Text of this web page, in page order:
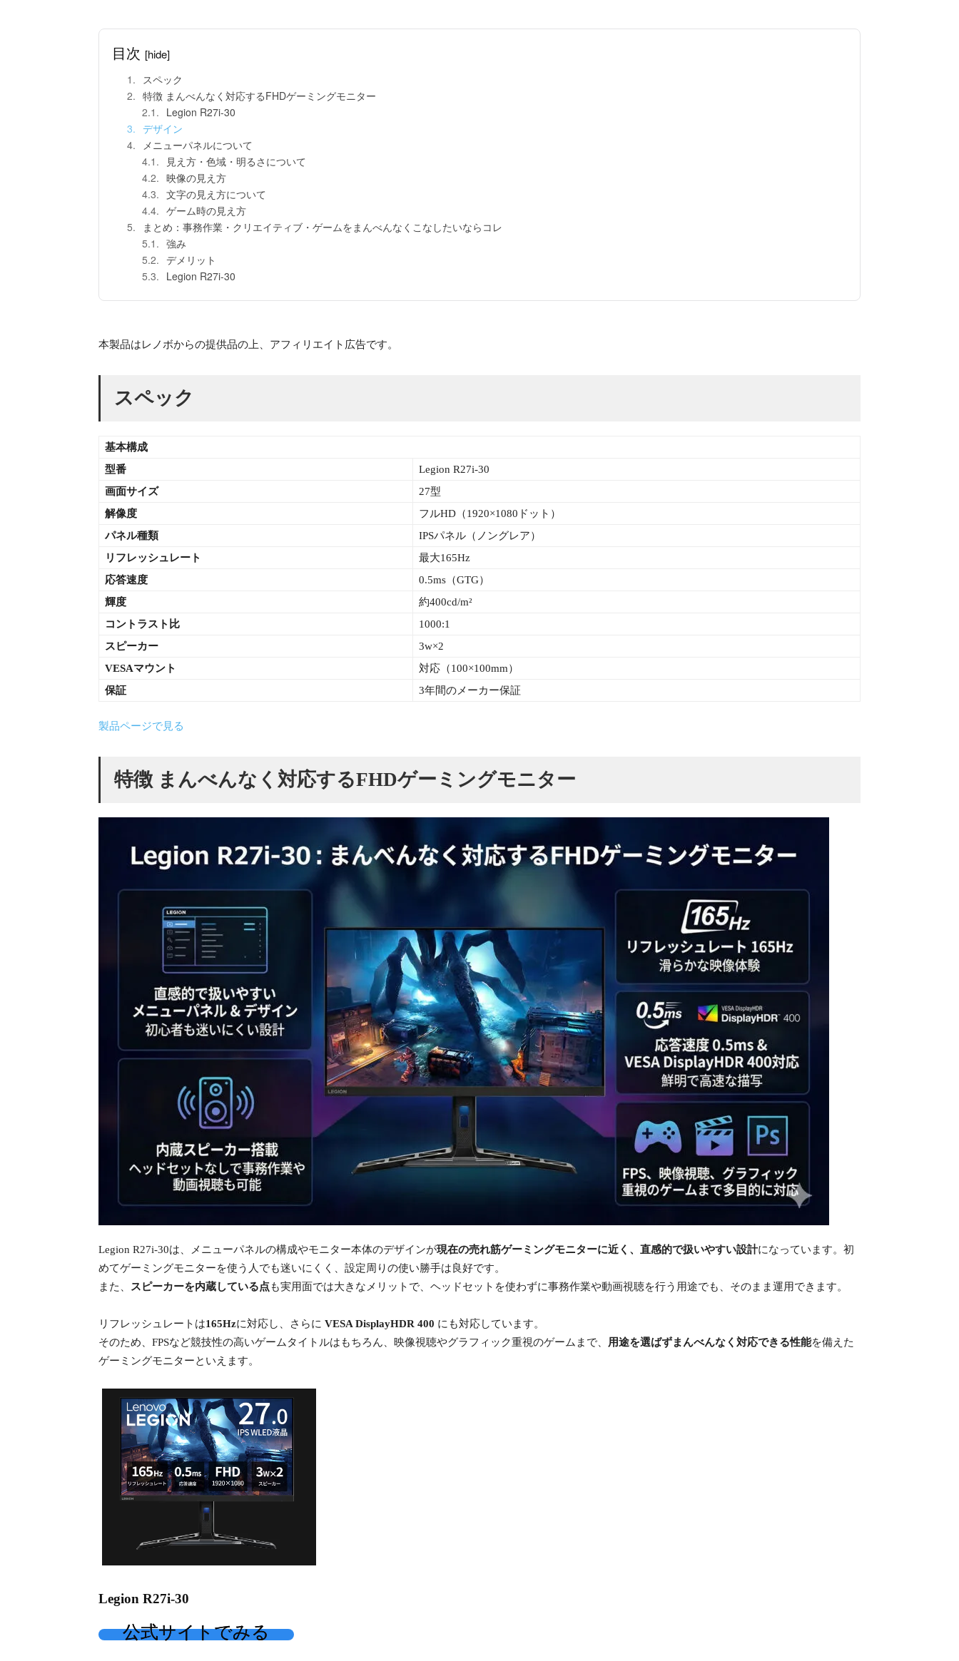
目次 [hide]
スペック
特徴 まんべんなく対応するFHDゲーミングモニター
Legion R27i-30
デザイン
メニューパネルについて
見え方・色域・明るさについて
映像の見え方
文字の見え方について
ゲーム時の見え方
まとめ：事務作業・クリエイティブ・ゲームをまんべんなくこなしたいならコレ
強み
デメリット
Legion R27i-30
本製品はレノボからの提供品の上、アフィリエイト広告です。
スペック
基本構成
型番
Legion R27i-30
画面サイズ
27型
解像度
フルHD（1920×1080ドット）
パネル種類
IPSパネル（ノングレア）
リフレッシュレート
最大165Hz
応答速度
0.5ms（GTG）
輝度
約400cd/m²
コントラスト比
1000:1
スピーカー
3w×2
VESAマウント
対応（100×100mm）
保証
3年間のメーカー保証
製品ページで見る
特徴 まんべんなく対応するFHDゲーミングモニター
Legion R27i-30は、メニューパネルの構成やモニター本体のデザインが現在の売れ筋ゲーミングモニターに近く、直感的で扱いやすい設計になっています。初
めてゲーミングモニターを使う人でも迷いにくく、設定周りの使い勝手は良好です。
また、
スピーカーを内蔵している点も実用面では大きなメリットで、ヘッドセットを使わずに事務作業や動画視聴を行う用途でも、そのまま運用できます。
リフレッシュレートは165Hzに対応し、さらに VESA DisplayHDR 400 にも対応しています。
そのため、FPSなど競技性の高いゲームタイトルはもちろん、映像視聴やグラフィック重視のゲームまで、
用途を選ばずまんべんなく対応できる性能を備えた
ゲーミングモニターといえます。
Legion R27i-30
公式サイトでみる